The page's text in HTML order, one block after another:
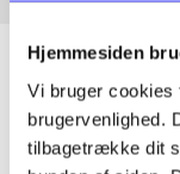
Hjemmesiden
Vi bruger
brugervenlighed.
tilbagetrække dit
Artikler